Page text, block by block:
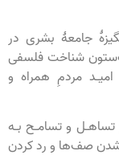
جامعۀ بشری در
شناخت فلسفی
امیـد مردمِ همراه و
و تسامـح بـه
صف‌ها و رد کردن